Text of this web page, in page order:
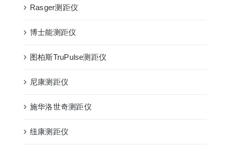
Rasger测距仪
博士能测距仪
图柏斯TruPulse测距仪
尼康测距仪
施华洛世奇测距仪
纽康测距仪